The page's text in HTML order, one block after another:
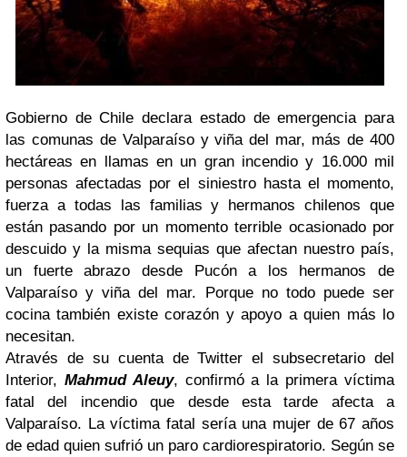
Gobierno de Chile declara estado de emergencia para
las comunas de Valparaíso y viña del mar, más de 400
hectáreas en llamas en un gran incendio y 16.000 mil
personas afectadas por el siniestro hasta el momento,
fuerza a todas las familias y hermanos chilenos que
están pasando por un momento terrible ocasionado por
descuido y la misma sequias que afectan nuestro país,
un fuerte abrazo desde Pucón a los hermanos de
Valparaíso y viña del mar. Porque no todo puede ser
cocina también existe corazón y apoyo a quien más lo
necesitan.
Através de su cuenta de Twitter el subsecretario del
Interior, Mahmud Aleuy, confirmó a la primera víctima
fatal del incendio que desde esta tarde afecta a
Valparaíso. La víctima fatal sería una mujer de 67 años
de edad quien sufrió un paro cardiorespiratorio. Según se